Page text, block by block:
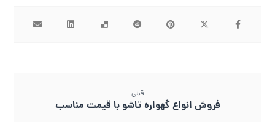
قبلی
فروش انواع گهواره تاشو با قیمت مناسب